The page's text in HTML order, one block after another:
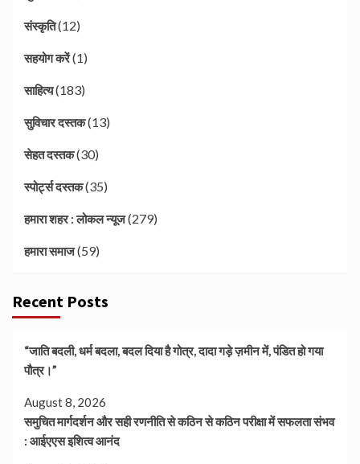
संस्कृति(12)
सहयोग करें(1)
साहित्य(183)
सुविचार दस्तक(13)
सेहत दस्तक(30)
स्पोर्ट्स दस्तक(35)
हमारा शहर : लोकल न्यूज(279)
हमारा समाज(59)
Recent Posts
“जाति बदली, धर्म बदला, बदल दिया है गोत्र, दादा गड़े ज़मीन में, पंडित हो गया
पौत्र।”
August 8, 2026
समुचित मार्गदर्शन और सही रणनीति से कठिन से कठिन परीक्षा में सफलता संभव
: आईएएस इशित्व आनंद